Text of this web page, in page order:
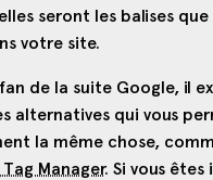
seront les balises que
votre site.
fan de la suite Google, il
alternatives qui vous
la même chose,
Manager. Si vous êtes